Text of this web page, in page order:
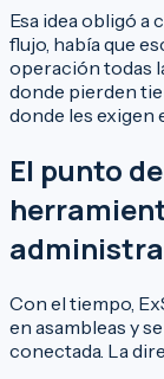
Esa idea obligó a
flujo, había que
operación todas
donde pierden
donde les exigen
El punto
Con el tiempo,
en asambleas y
conectada. La